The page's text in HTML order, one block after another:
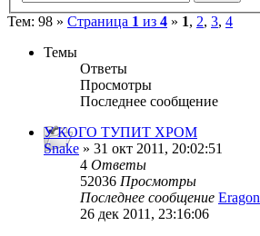
Тем: 98 » Страница 1 из 4 » 1, 2, 3, 4
Темы
Ответы
Просмотры
Последнее сообщение
У КОГО ТУПИТ ХРОМ
Snake » 31 окт 2011, 20:02:51
4 Ответы
52036 Просмотры
Последнее сообщение Eragon
26 дек 2011, 23:16:06